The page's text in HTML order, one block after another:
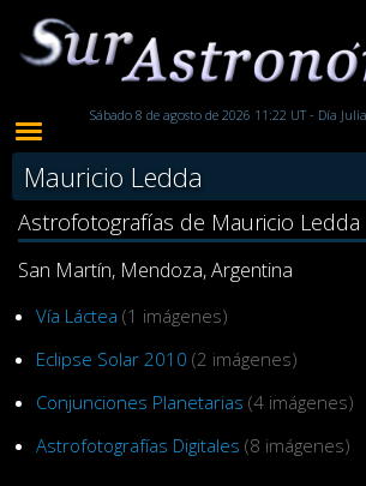
Sábado 8 de agosto de 2026 11:22 UT - Día
Mauricio Ledda
Astrofotografías de Mauricio Ledda
San Martín, Mendoza, Argentina
Vía Láctea (1 imágenes)
Eclipse Solar 2010 (2 imágenes)
Conjunciones Planetarias (4 imágenes)
Astrofotografías Digitales (8 imágenes)